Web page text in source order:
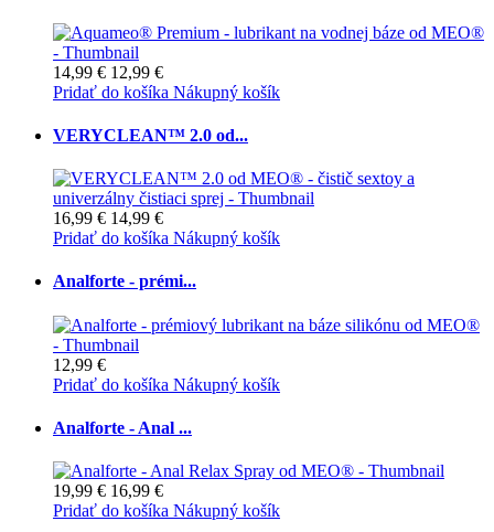
14,99 € 12,99 €
Pridať do košíka Nákupný košík
VERYCLEAN™ 2.0 od...
16,99 € 14,99 €
Pridať do košíka Nákupný košík
Analforte - prémi...
12,99 €
Pridať do košíka Nákupný košík
Analforte - Anal ...
19,99 € 16,99 €
Pridať do košíka Nákupný košík